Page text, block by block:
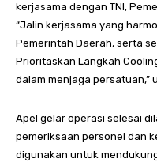
kerjasama dengan TNI,
“Jalin kerjasama yang
Pemerintah Daerah, serta
Prioritaskan Langkah
dalam menjaga persatuan,”
Apel gelar operasi selesai
pemeriksaan personel dan
digunakan untuk